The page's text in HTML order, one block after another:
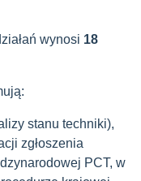
wynosi 18
stanu techniki),
zgłoszenia
PCT, w